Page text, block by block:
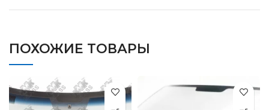
ПОХОЖИЕ ТОВАРЫ